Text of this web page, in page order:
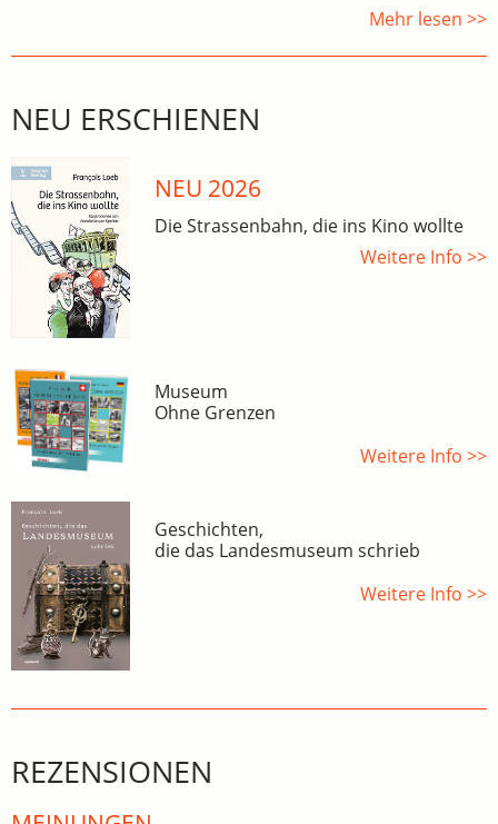
Mehr lesen >>
NEU ERSCHIENEN
NEU 2026
Die Strassenbahn, die ins Kino wollte
Weitere Info >>
Museum
Ohne Grenzen
Weitere Info >>
Geschichten,
die das Landesmuseum schrieb
Weitere Info >>
REZENSIONEN